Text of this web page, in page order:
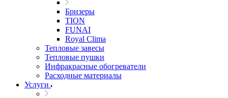
Бризеры
TION
FUNAI
Royal Clima
Тепловые завесы
Тепловые пушки
Инфракрасные обогреватели
Расходные материалы
Услуги